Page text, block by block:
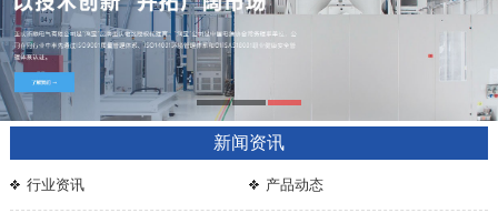
新闻资讯
行业资讯 产品动态